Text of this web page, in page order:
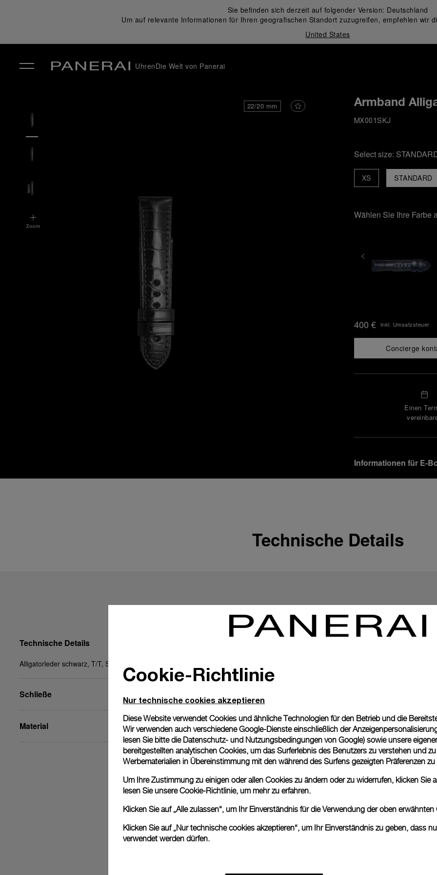
Sie befinden sich derzeit auf folgender Version: Deutschland
Um auf relevante Informationen für Ihren geografischen Standort zuzugreifen, empfehlen wir
United States
UhrenDie Welt von Panerai
22/20 mm Armband
MX001SKJ
Select size:
STANDARD
XS
Wählen Sie Ihre Farbe
400 € Inkl. Umsatzsteuer
Concierge
Einen
Informationen für E-
Rückgabe &
Officine Panerai
Mehr Informationen
Mehr Informationen
Bitte beachten Sie, dass es
können beim tatsächlichen
Technische Details
Technische Details
Alligatorleder schwarz, T/T, STD, 22/20, BA
Schließe
Material
Cookie-Richtlinie
Nur technische cookies akzeptieren
Diese Website verwendet Cookies und ähnliche Technologien für den Betrieb und die
Wir verwenden auch verschiedene Google-Dienste einschließlich der
lesen Sie bitte die Datenschutz- und Nutzungsbedingungen von Google) sowie unsere
bereitgestellten analytischen Cookies, um das Surferlebnis des Benutzers zu verstehen und
Werbematerialien in Übereinstimmung mit den während des Surfens gezeigten Präferenzen
Um Ihre Zustimmung zu einigen oder allen Cookies zu ändern oder zu widerrufen, klicken Sie
lesen Sie unsereCookie-Richtlinie, um mehr zu erfahren.
Klicken Sie auf „Alle zulassen“, um Ihr Einverständnis für die Verwendung der oben
Klicken Sie auf „Nur technische cookies akzeptieren“, um Ihr Einverständnis zu geben, dass
verwendet werden dürfen.